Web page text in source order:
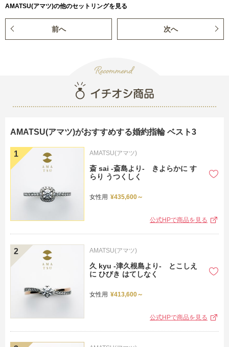
AMATSU(アマツ)の他のセットリングを見る
前へ 次へ
AMATSU(アマツ)がおすすめする婚約指輪 ベスト3
AMATSU(アマツ)
斎 sai -斎島より- きよらかに す
らり うつくしく
女性用 ¥435,600～
公式HPで商品を見る
AMATSU(アマツ)
久 kyu -津久根島より- とこしえ
に ひびき はてしなく
女性用 ¥413,600～
公式HPで商品を見る